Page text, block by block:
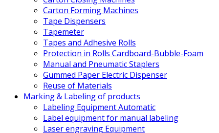
Carton Forming Machines
Tape Dispensers
Tapemeter
Tapes and Adhesive Rolls
Protection in Rolls Cardboard-Bubble-Foam
Manual and Pneumatic Staplers
Gummed Paper Electric Dispenser
Reuse of Materials
Marking & Labeling of products
Labeling Equipment Automatic
Label equipment for manual labeling
Laser engraving Equipment